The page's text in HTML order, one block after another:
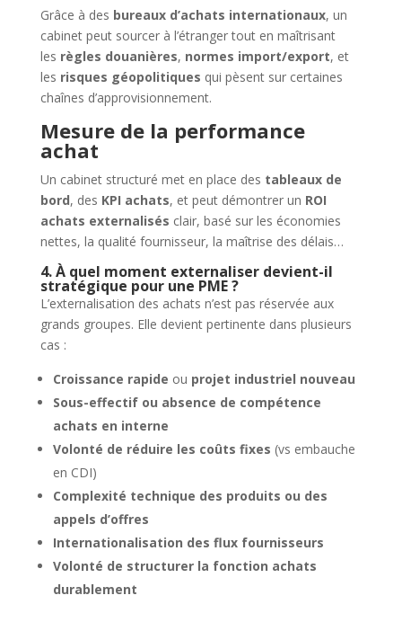
Grâce à des bureaux d’achats internationaux, un
cabinet peut sourcer à l’étranger tout en maîtrisant
les règles douanières, normes import/export, et
les risques géopolitiques qui pèsent sur certaines
chaînes d’approvisionnement.
Mesure de la performance
achat
Un cabinet structuré met en place des tableaux de
bord, des KPI achats, et peut démontrer un ROI
achats externalisés clair, basé sur les économies
nettes, la qualité fournisseur, la maîtrise des délais…
4. À quel moment externaliser devient-il
stratégique pour une PME ?
L’externalisation des achats n’est pas réservée aux
grands groupes. Elle devient pertinente dans plusieurs
cas :
Croissance rapide ou projet industriel nouveau
Sous-effectif ou absence de compétence
achats en interne
Volonté de réduire les coûts fixes (vs embauche
en CDI)
Complexité technique des produits ou des
appels d’offres
Internationalisation des flux fournisseurs
Volonté de structurer la fonction achats
durablement